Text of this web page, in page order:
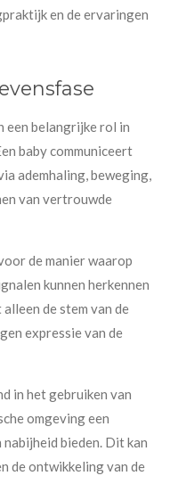
en de ervaringen
een belangrijke rol in
baby communiceert
ademhaling, beweging,
van vertrouwde
de manier waarop
kunnen herkennen
de stem van de
expressie van de
in het gebruiken van
omgeving een
bieden. Dit kan
de ontwikkeling van de